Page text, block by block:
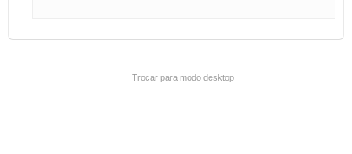
Trocar para modo desktop